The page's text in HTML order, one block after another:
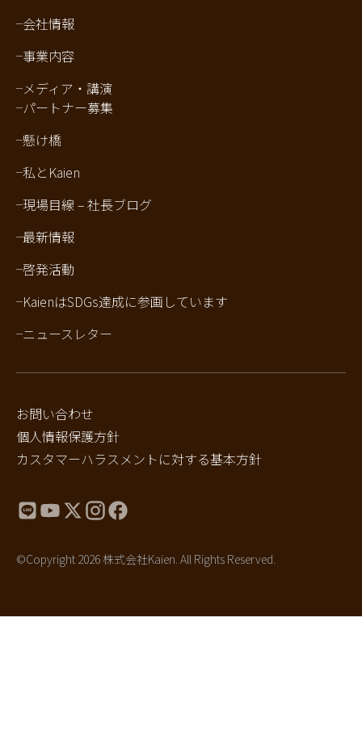
会社情報
事業内容
メディア・講演
パートナー募集
懸け橋
私とKaien
現場目線 – 社長ブログ
最新情報
啓発活動
KaienはSDGs達成に参画しています
ニュースレター
お問い合わせ
個人情報保護方針
カスタマーハラスメントに対する基本方針
©Copyright 2026 株式会社Kaien. All Rights Reserved.